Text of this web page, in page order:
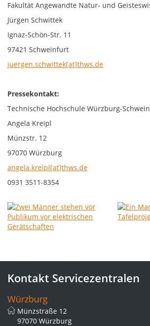
Fakultät Angewandte Natur- und
Jürgen Schwittek
Ignaz-Schön-Str. 11
97421 Schweinfurt
juergen.schwittek[at]thws.de
Pressekontakt:
Technische Hochschule Würzburg-
Angela Kreipl
Münzstr. 12
97070 Würzburg
angela.kreipl[at]thws.de
0931 3511-8354
Kontakt Servicezentralen
Würzburg
Münzstraße 12
97070 Würzburg